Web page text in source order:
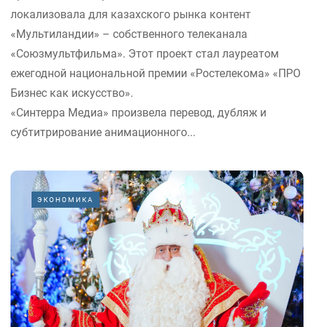
локализовала для казахского рынка контент
«Мультиландии» – собственного телеканала
«Союзмультфильма». Этот проект стал лауреатом
ежегодной национальной премии «Ростелекома» «ПРО
Бизнес как искусство».
«Синтерра Медиа» произвела перевод, дубляж и
субтитрирование анимационного...
ЭКОНОМИКА